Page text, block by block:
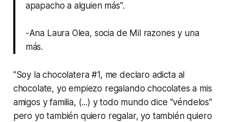
apapacho a alguien más".
-Ana Laura Olea, socia de Mil razones y una
más.
"Soy la chocolatera #1, me declaro adicta al
chocolate, yo empiezo regalando chocolates a mis
amigos y familia, (...) y todo mundo dice "véndelos"
pero yo también quiero regalar, yo también quiero